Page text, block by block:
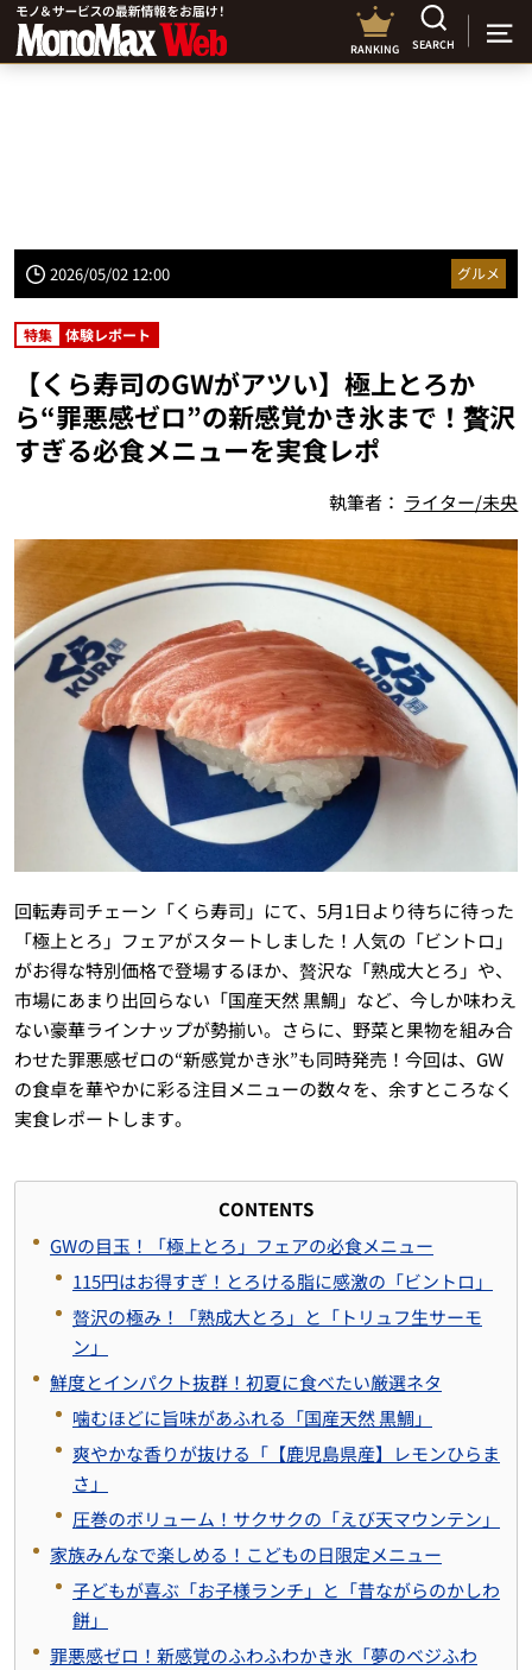
RANKING SEARCH
2026/05/02 12:00 グルメ
特集 体験レポート
【くら寿司のGWがアツい】極上とろか
ら“罪悪感ゼロ”の新感覚かき氷まで！贅沢
すぎる必食メニューを実食レポ
執筆者： ライター/未央
回転寿司チェーン「くら寿司」にて、5月1日より待ちに待った
「極上とろ」フェアがスタートしました！人気の「ビントロ」
がお得な特別価格で登場するほか、贅沢な「熟成大とろ」や、
市場にあまり出回らない「国産天然 黒鯛」など、今しか味わえ
ない豪華ラインナップが勢揃い。さらに、野菜と果物を組み合
わせた罪悪感ゼロの“新感覚かき氷”も同時発売！今回は、GW
の食卓を華やかに彩る注目メニューの数々を、余すところなく
実食レポートします。
CONTENTS
GWの目玉！「極上とろ」フェアの必食メニュー
115円はお得すぎ！とろける脂に感激の「ビントロ」
贅沢の極み！「熟成大とろ」と「トリュフ生サーモ
ン」
鮮度とインパクト抜群！初夏に食べたい厳選ネタ
噛むほどに旨味があふれる「国産天然 黒鯛」
爽やかな香りが抜ける「【鹿児島県産】レモンひらま
さ」
圧巻のボリューム！サクサクの「えび天マウンテン」
家族みんなで楽しめる！こどもの日限定メニュー
子どもが喜ぶ「お子様ランチ」と「昔ながらのかしわ
餅」
罪悪感ゼロ！新感覚のふわふわかき氷「夢のベジふわ